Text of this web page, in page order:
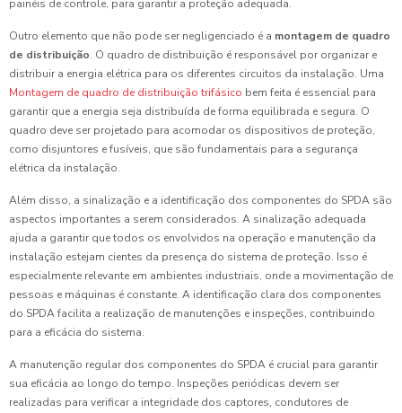
painéis de controle, para garantir a proteção adequada.
Outro elemento que não pode ser negligenciado é a montagem de quadro
de distribuição. O quadro de distribuição é responsável por organizar e
distribuir a energia elétrica para os diferentes circuitos da instalação. Uma
Montagem de quadro de distribuição trifásico bem feita é essencial para
garantir que a energia seja distribuída de forma equilibrada e segura. O
quadro deve ser projetado para acomodar os dispositivos de proteção,
como disjuntores e fusíveis, que são fundamentais para a segurança
elétrica da instalação.
Além disso, a sinalização e a identificação dos componentes do SPDA são
aspectos importantes a serem considerados. A sinalização adequada
ajuda a garantir que todos os envolvidos na operação e manutenção da
instalação estejam cientes da presença do sistema de proteção. Isso é
especialmente relevante em ambientes industriais, onde a movimentação de
pessoas e máquinas é constante. A identificação clara dos componentes
do SPDA facilita a realização de manutenções e inspeções, contribuindo
para a eficácia do sistema.
A manutenção regular dos componentes do SPDA é crucial para garantir
sua eficácia ao longo do tempo. Inspeções periódicas devem ser
realizadas para verificar a integridade dos captores, condutores de